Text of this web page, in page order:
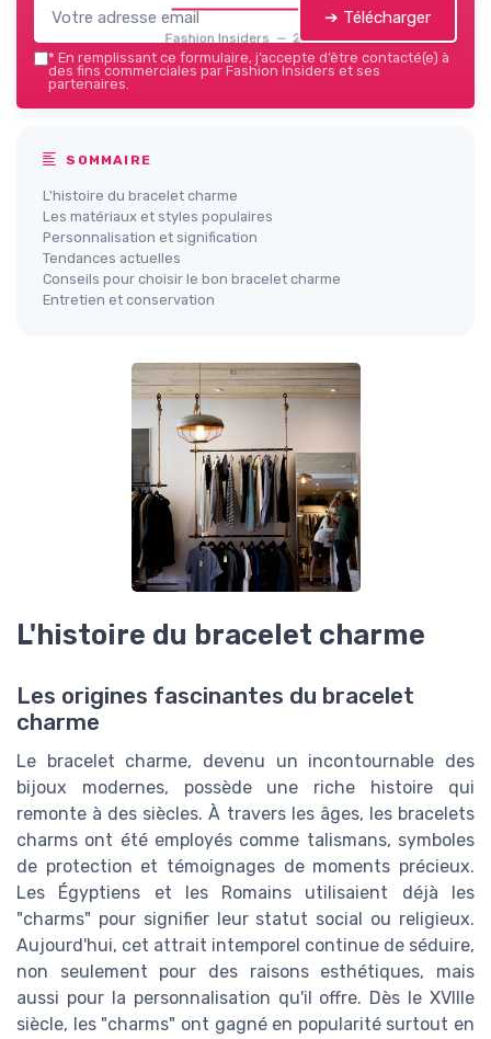
Fashion Insiders — 2026
➔ Télécharger
* En remplissant ce formulaire, j’accepte d’être contacté(e) à
des fins commerciales par Fashion Insiders et ses
partenaires.
SOMMAIRE
L'histoire du bracelet charme
Les matériaux et styles populaires
Personnalisation et signification
Tendances actuelles
Conseils pour choisir le bon bracelet charme
Entretien et conservation
L'histoire du bracelet charme
Les origines fascinantes du bracelet
charme
Le bracelet charme, devenu un incontournable des
bijoux modernes, possède une riche histoire qui
remonte à des siècles. À travers les âges, les bracelets
charms ont été employés comme talismans, symboles
de protection et témoignages de moments précieux.
Les Égyptiens et les Romains utilisaient déjà les
"charms" pour signifier leur statut social ou religieux.
Aujourd'hui, cet attrait intemporel continue de séduire,
non seulement pour des raisons esthétiques, mais
aussi pour la personnalisation qu'il offre. Dès le XVIIIe
siècle, les "charms" ont gagné en popularité surtout en